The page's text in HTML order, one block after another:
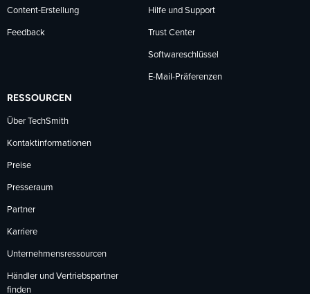
Content-Erstellung
Feedback
Hilfe und Support
Trust Center
Softwareschlüssel
E-Mail-Präferenzen
RESSOURCEN
Über TechSmith
Kontaktinformationen
Preise
Presseraum
Partner
Karriere
Unternehmensressourcen
Händler und Vertriebspartner
finden